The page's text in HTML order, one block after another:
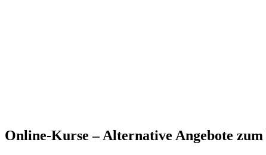
Online-Kurse – Alternative Angebote